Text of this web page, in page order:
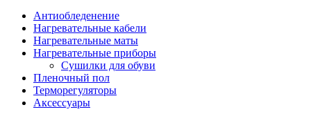
Антиобледенение
Нагревательные кабели
Нагревательные маты
Нагревательные приборы
Сушилки для обуви
Пленочный пол
Терморегуляторы
Аксессуары